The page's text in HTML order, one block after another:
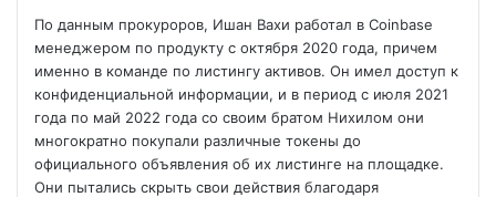
По данным прокуроров, Ишан Вахи работал в Coinbase
менеджером по продукту с октября 2020 года, причем
именно в команде по листингу активов. Он имел доступ к
конфиденциальной информации, и в период с июля 2021
года по май 2022 года со своим братом Нихилом они
многократно покупали различные токены до
официального объявления об их листинге на площадке.
Они пытались скрыть свои действия благодаря